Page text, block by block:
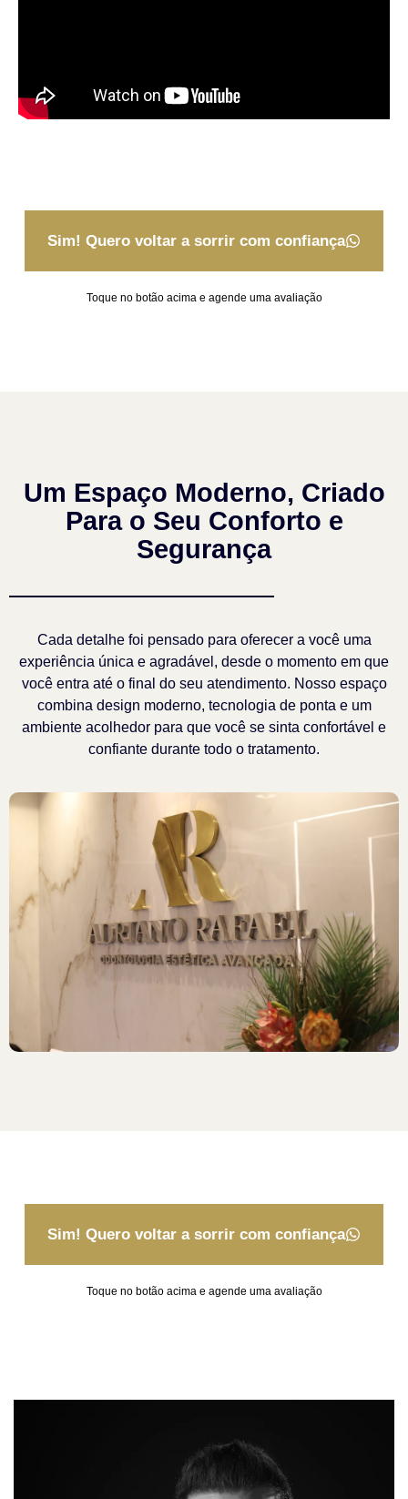
Sim! Quero voltar a sorrir com confiança
Toque no botão acima e agende uma avaliação
Um Espaço Moderno, Criado
Para o Seu Conforto e
Segurança
Cada detalhe foi pensado para oferecer a você uma
experiência única e agradável, desde o momento em que
você entra até o final do seu atendimento. Nosso espaço
combina design moderno, tecnologia de ponta e um
ambiente acolhedor para que você se sinta confortável e
confiante durante todo o tratamento.
Sim! Quero voltar a sorrir com confiança
Toque no botão acima e agende uma avaliação